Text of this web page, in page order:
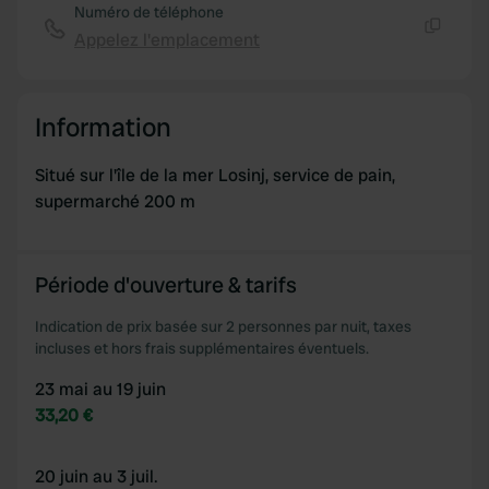
of their services.
Numéro de téléphone
Information
Situé sur l'île de la mer Losinj, service de pain,
supermarché 200 m
Période d'ouverture & tarifs
Indication de prix basée sur 2 personnes par nuit, taxes
incluses et hors frais supplémentaires éventuels.
23 mai au 19 juin
33,20 €
20 juin au 3 juil.